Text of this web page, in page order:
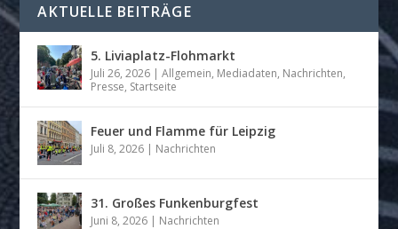
AKTUELLE BEITRÄGE
5. Liviaplatz-Flohmarkt
Juli 26, 2026 |Allgemein, Mediadaten, Nachrichten,
Presse, Startseite
Feuer und Flamme für Leipzig
Juli 8, 2026 | Nachrichten
31. Großes Funkenburgfest
Juni 8, 2026 | Nachrichten